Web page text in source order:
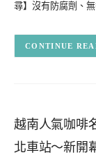
尋】沒有防腐劑、
CONTINUE
越南人氣咖啡
北車站～新開